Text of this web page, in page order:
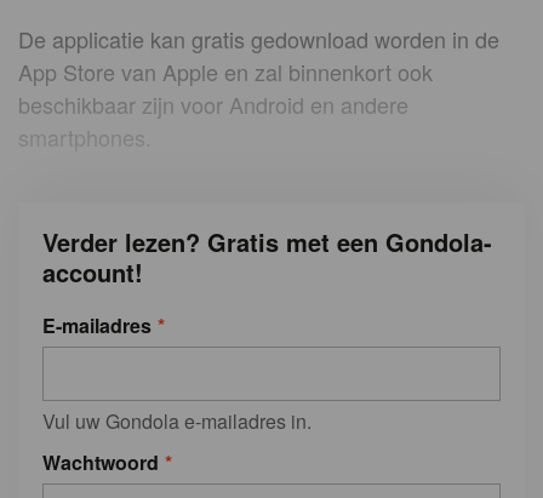
De applicatie kan gratis gedownload worden in de
App Store van Apple en zal binnenkort ook
beschikbaar zijn voor Android en andere
smartphones.
Verder lezen? Gratis met een Gondola-
account!
E-mailadres
Vul uw Gondola e-mailadres in.
Wachtwoord